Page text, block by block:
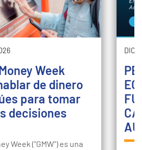
Week
de dinero
para tomar
decisiones
Week ("GMW") es una